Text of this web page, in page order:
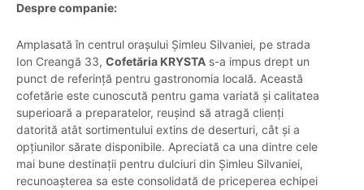
Despre companie:
Amplasată în centrul orașului Șimleu Silvaniei, pe strada
Ion Creangă 33, Cofetăria KRYSTA s-a impus drept un
punct de referință pentru gastronomia locală. Această
cofetărie este cunoscută pentru gama variată și calitatea
superioară a preparatelor, reușind să atragă clienți
datorită atât sortimentului extins de deserturi, cât și a
opțiunilor sărate disponibile. Apreciată ca una dintre cele
mai bune destinații pentru dulciuri din Șimleu Silvaniei,
recunoașterea sa este consolidată de priceperea echipei